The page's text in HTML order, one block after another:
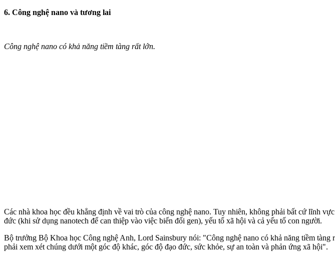
6. Công nghệ nano và tương lai
Công nghệ nano có khả năng tiềm tàng rất lớn.
Các nhà khoa học đều khẳng định về vai trò của công nghệ nano. Tuy nhiên, không phải bất cứ lĩnh
đức (khi sử dụng nanotech để can thiệp vào việc biến đổi gen), yếu tố xã hội và cả yếu tố con người.
Bộ trưởng Bộ Khoa học Công nghệ Anh, Lord Sainsbury nói: "Công nghệ nano có khả năng tiềm
phải xem xét chúng dưới một góc độ khác, góc độ đạo đức, sức khỏe, sự an toàn và phản ứng xã hội".